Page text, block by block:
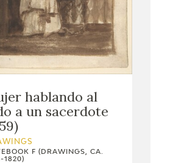
hablando al
a un sacerdote
F (DRAWINGS, CA.
1820)